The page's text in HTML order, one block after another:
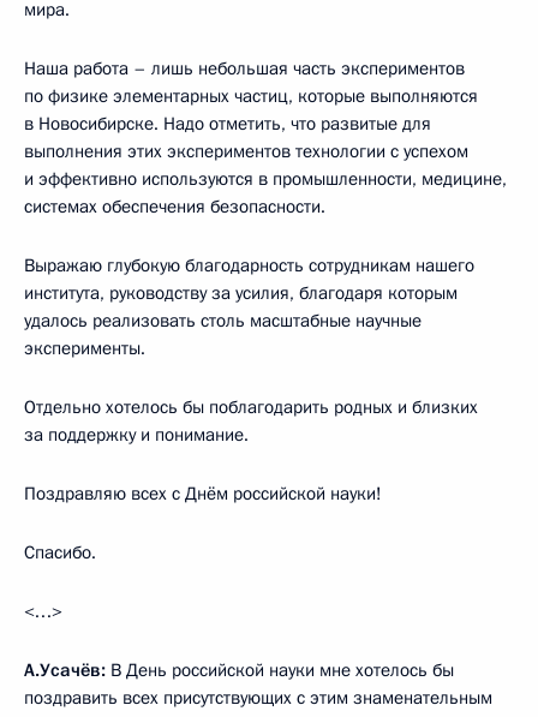
мира.
Наша работа – лишь небольшая часть экспериментов
по физике элементарных частиц, которые выполняются
в Новосибирске. Надо отметить, что развитые для
выполнения этих экспериментов технологии с успехом
и эффективно используются в промышленности, медицине,
системах обеспечения безопасности.
Выражаю глубокую благодарность сотрудникам нашего
института, руководству за усилия, благодаря которым
удалось реализовать столь масштабные научные
эксперименты.
Отдельно хотелось бы поблагодарить родных и близких
за поддержку и понимание.
Поздравляю всех с Днём российской науки!
Спасибо.
<…>
А.Усачёв: В День российской науки мне хотелось бы
поздравить всех присутствующих с этим знаменательным